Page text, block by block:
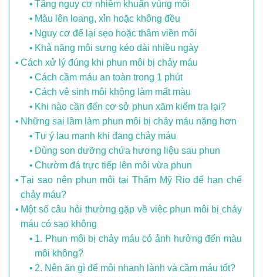
Tăng nguy cơ nhiễm khuẩn vùng môi
Màu lên loang, xỉn hoặc không đều
Nguy cơ để lại sẹo hoặc thâm viền môi
Khả năng môi sưng kéo dài nhiều ngày
Cách xử lý đúng khi phun môi bị chảy máu
Cách cầm máu an toàn trong 1 phút
Cách vệ sinh môi không làm mất màu
Khi nào cần đến cơ sở phun xăm kiểm tra lại?
Những sai lầm làm phun môi bị chảy máu nặng hơn
Tự ý lau mạnh khi đang chảy máu
Dùng son dưỡng chứa hương liệu sau phun
Chườm đá trực tiếp lên môi vừa phun
Tại sao nên phun môi tại Thẩm Mỹ Rio để hạn chế
chảy máu?
Một số câu hỏi thường gặp về việc phun môi bị chảy
máu có sao không
1. Phun môi bị chảy máu có ảnh hưởng đến màu
môi không?
2. Nên ăn gì để môi nhanh lành và cầm máu tốt?